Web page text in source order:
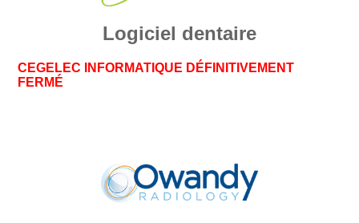
Logiciel dentaire
CEGELEC INFORMATIQUE DÉFINITIVEMENT
FERMÉ